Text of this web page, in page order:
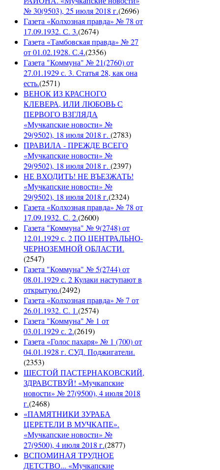
№ 30(9503), 25 июля 2018 г.(2696)
Газета «Колхозная правда» № 78 от
17.09.1932. С. 3.(2674)
Газета «Тамбовская правда» № 27
от 01.02.1928. С.4.(2356)
Газета "Коммуна" № 21(2760) от
27.01.1929 с. 3. Статья 28, как она
есть.(2571)
ВЕНОК ИЗ КРАСНОГО
КЛЕВЕРА, ИЛИ ЛЮБОВЬ С
ПЕРВОГО ВЗГЛЯДА
«Мучкапские новости» №
29(9502), 18 июля 2018 г. (2783)
ПРАВИЛА - ПРЕЖДЕ ВСЕГО
«Мучкапские новости» №
29(9502), 18 июля 2018 г. (2397)
НЕ ВХОДИТЬ! НЕ ВЪЕЗЖАТЬ!
«Мучкапские новости» №
29(9502), 18 июля 2018 г.(2324)
Газета «Колхозная правда» № 78 от
17.09.1932. С. 2.(2600)
Газета "Коммуна" № 9(2748) от
12.01.1929 с. 2 ПО ЦЕНТРАЛЬНО-
ЧЕРНОЗЕМНОЙ ОБЛАСТИ.
(2547)
Газета "Коммуна" № 5(2744) от
08.01.1929 с. 2 Кулаки наступают в
открытую.(2492)
Газета «Колхозная правда» № 7 от
26.01.1932. С. 1.(2574)
Газета "Коммуна" № 1 от
03.01.1929 с. 2.(2619)
Газета «Голос пахаря» № 1 (700) от
04.01.1928 г. СУД. Поджигатели.
(2353)
ШЕСТОЙ ПАСТЕРНАКОВСКИЙ,
ЗДРАВСТВУЙ! «Мучкапские
новости» № 27(9500), 4 июля 2018
г.(2468)
«ПАМЯТНИКИ ЗУРАБА
ЦЕРЕТЕЛИ В МУЧКАПЕ».
«Мучкапские новости» №
27(9500), 4 июля 2018 г.(2877)
ВСПОМИНАЯ ТРУДНОЕ
ДЕТСТВО... «Мучкапские